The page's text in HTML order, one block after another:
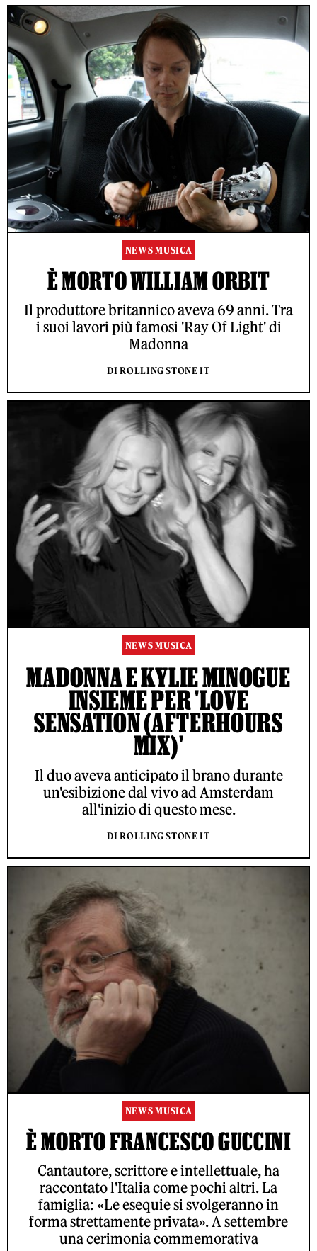
NEWS MUSICA
È MORTO WILLIAM ORBIT
Il produttore britannico aveva 69 anni. Tra
i suoi lavori più famosi 'Ray Of Light' di
Madonna
DI ROLLING STONE IT
NEWS MUSICA
MADONNA E KYLIE MINOGUE
INSIEME PER 'LOVE
SENSATION (AFTERHOURS
MIX)'
Il duo aveva anticipato il brano durante
un'esibizione dal vivo ad Amsterdam
all'inizio di questo mese.
DI ROLLING STONE IT
NEWS MUSICA
È MORTO FRANCESCO GUCCINI
Cantautore, scrittore e intellettuale, ha
raccontato l'Italia come pochi altri. La
famiglia: «Le esequie si svolgeranno in
forma strettamente privata». A settembre
una cerimonia commemorativa